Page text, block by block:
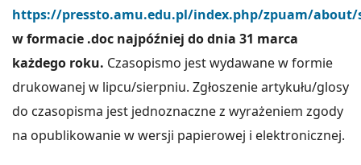
https://pressto.amu.edu.pl/index.php/zpuam/about/
w formacie .doc najpóźniej do dnia 31 marca
każdego roku. Czasopismo jest wydawane w formie
drukowanej w lipcu/sierpniu. Zgłoszenie artykułu/glosy
do czasopisma jest jednoznaczne z wyrażeniem zgody
na opublikowanie w wersji papierowej i elektronicznej.